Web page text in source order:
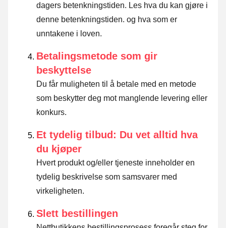
dagers betenkningstiden. Les hva du kan gjøre i
denne betenkningstiden. og hva som er
unntakene i loven.
Betalingsmetode som gir
beskyttelse
Du får muligheten til å betale med en metode
som beskytter deg mot manglende levering eller
konkurs.
Et tydelig tilbud: Du vet alltid hva
du kjøper
Hvert produkt og/eller tjeneste inneholder en
tydelig beskrivelse som samsvarer med
virkeligheten.
Slett bestillingen